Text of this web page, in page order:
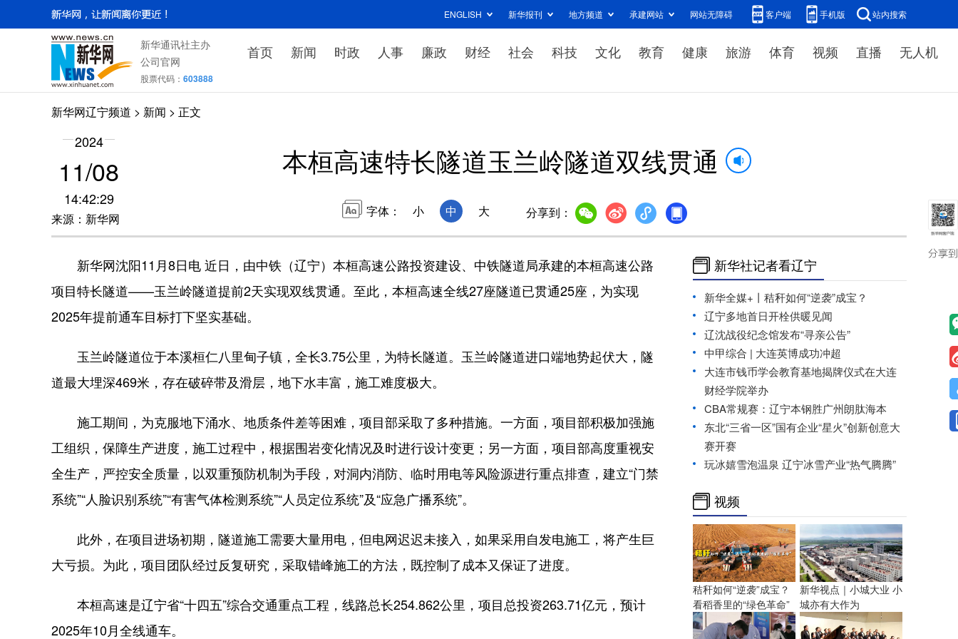
ENGLISH 新华报刊 地方频道 承建网站 网站无障碍 客户端 手机版 站内搜索
新华通讯社主办
公司官网
股票代码： 603888
首页 新闻 时政 人事 廉政 财经 社会 科技 文化 教育 健康 旅游 体育 视频 直播 无人机
新华网辽宁频道 > 新闻 > 正文
2024
11/08
14:42:29
来源：新华网
本桓高速特长隧道玉兰岭隧道双线贯通
字体： 小 中 大 分享到：
新华网沈阳11月8日电 近日，由中铁（辽宁）本桓高速公路投资建设、中铁隧道局承建的本桓高速公路
项目特长隧道——玉兰岭隧道提前2天实现双线贯通。至此，本桓高速全线27座隧道已贯通25座，为实现
2025年提前通车目标打下坚实基础。
玉兰岭隧道位于本溪桓仁八里甸子镇，全长3.75公里，为特长隧道。玉兰岭隧道进口端地势起伏大，隧
道最大埋深469米，存在破碎带及滑层，地下水丰富，施工难度极大。
施工期间，为克服地下涌水、地质条件差等困难，项目部采取了多种措施。一方面，项目部积极加强施
工组织，保障生产进度，施工过程中，根据围岩变化情况及时进行设计变更；另一方面，项目部高度重视安
全生产，严控安全质量，以双重预防机制为手段，对洞内消防、临时用电等风险源进行重点排查，建立“门禁
系统”“人脸识别系统”“有害气体检测系统”“人员定位系统”及“应急广播系统”。
此外，在项目进场初期，隧道施工需要大量用电，但电网迟迟未接入，如果采用自发电施工，将产生巨
大亏损。为此，项目团队经过反复研究，采取错峰施工的方法，既控制了成本又保证了进度。
本桓高速是辽宁省“十四五”综合交通重点工程，线路总长254.862公里，项目总投资263.71亿元，预计
2025年10月全线通车。
新华社记者看辽宁
新华全媒+丨秸秆如何“逆袭”成宝？
辽宁多地首日开栓供暖见闻
辽沈战役纪念馆发布“寻亲公告”
中甲综合 | 大连英博成功冲超
大连市钱币学会教育基地揭牌仪式在大连
财经学院举办
CBA常规赛：辽宁本钢胜广州朗肽海本
东北“三省一区”国有企业“星火”创新创意大
赛开赛
玩冰嬉雪泡温泉 辽宁冰雪产业“热气腾腾”
视频
秸秆如何“逆袭”成宝？
看稻香里的“绿色革命”
新华视点｜小城大业 小
城亦有大作为